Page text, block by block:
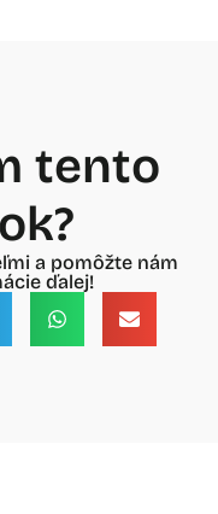
tento
a pomôžte nám
ďalej!